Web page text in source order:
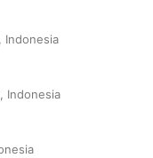
Indonesia
Indonesia